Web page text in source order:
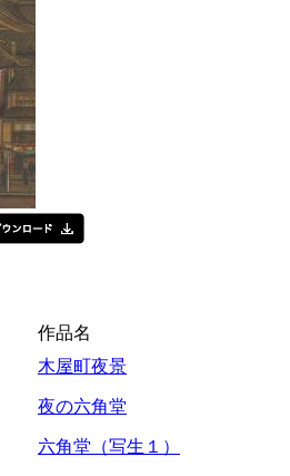
作品名
木屋町夜景
夜の六角堂
六角堂（写生１）